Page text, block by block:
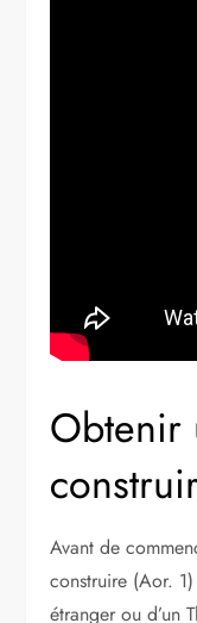
Obtenir
Avant de
construire (Aor. 1)
étranger ou d’un